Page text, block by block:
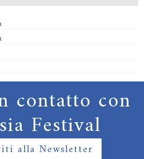
contatto con
Festival
alla Newsletter